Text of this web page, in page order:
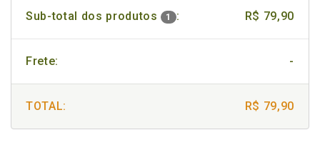
Sub-total dos produtos 1 : R$ 79,90
Frete: -
TOTAL: R$ 79,90